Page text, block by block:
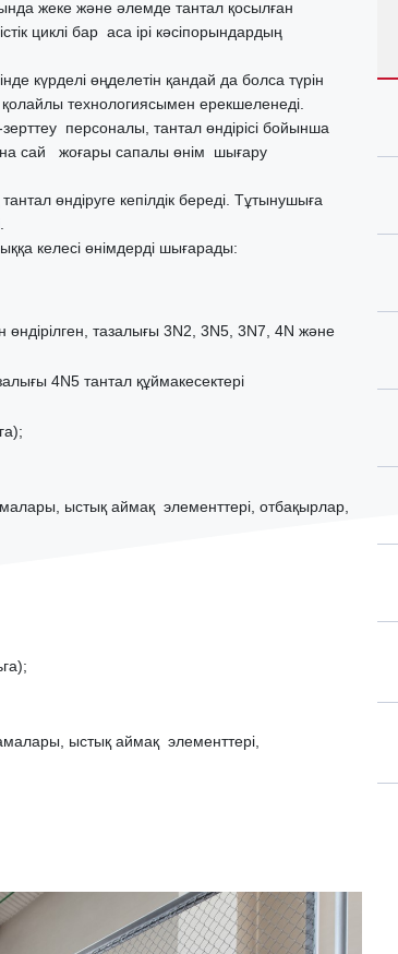
жеке және әлемде тантал қосылған
циклі бар аса ірі кәсіпорындардың
күрделі өңделетін қандай да болса түрін
қолайлы технологиясымен ерекшеленеді.
персоналы, тантал өндірісі бойынша
сай жоғары сапалы өнім шығару
өндіруге кепілдік береді. Тұтынушыға
келесі өнімдерді шығарады:
өндірілген, тазалығы 3N2, 3N5, 3N7, 4N және
4N5 тантал құймакесектері
ыстық аймақ элементтері, отбақырлар,
ыстық аймақ элементтері,